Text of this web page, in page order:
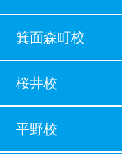
箕面森町校
桜井校
平野校